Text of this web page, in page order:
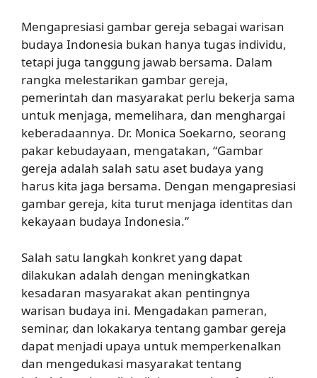
Mengapresiasi gambar gereja sebagai warisan
budaya Indonesia bukan hanya tugas individu,
tetapi juga tanggung jawab bersama. Dalam
rangka melestarikan gambar gereja,
pemerintah dan masyarakat perlu bekerja sama
untuk menjaga, memelihara, dan menghargai
keberadaannya. Dr. Monica Soekarno, seorang
pakar kebudayaan, mengatakan, “Gambar
gereja adalah salah satu aset budaya yang
harus kita jaga bersama. Dengan mengapresiasi
gambar gereja, kita turut menjaga identitas dan
kekayaan budaya Indonesia.”
Salah satu langkah konkret yang dapat
dilakukan adalah dengan meningkatkan
kesadaran masyarakat akan pentingnya
warisan budaya ini. Mengadakan pameran,
seminar, dan lokakarya tentang gambar gereja
dapat menjadi upaya untuk memperkenalkan
dan mengedukasi masyarakat tentang